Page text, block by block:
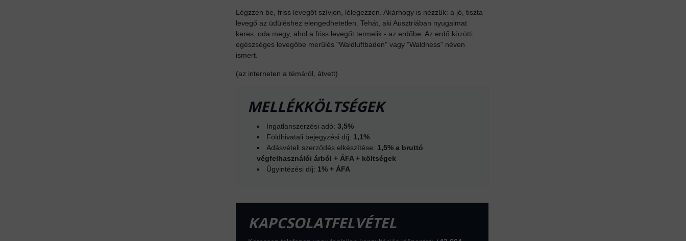
Légzzen be, friss levegőt szívjon, lélegezzen. Akárhogy is nézzük: a jó, tiszta
levegő az üdüléshez elengedhetetlen. Tehát, aki Ausztriában nyugalmat
keres, oda megy, ahol a friss levegőt termelik - az erdőbe. Az erdő közötti
egészséges levegőbe merülés "Waldluftbaden" vagy "Waldness" néven
ismert.
(az interneten a témáról, átvett)
MELLÉKKÖLTSÉGEK
Ingatlanszerzési adó: 3,5%
Földhivatali bejegyzési díj: 1,1%
Adásvételi szerződés elkészítése: 1,5% a bruttó
végfelhasználói árból + ÁFA + költségek
Ügyintézési díj: 1% + ÁFA
KAPCSOLATFELVÉTEL